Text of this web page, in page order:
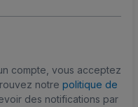
compte, vous acceptez
notre politique de
des notifications par